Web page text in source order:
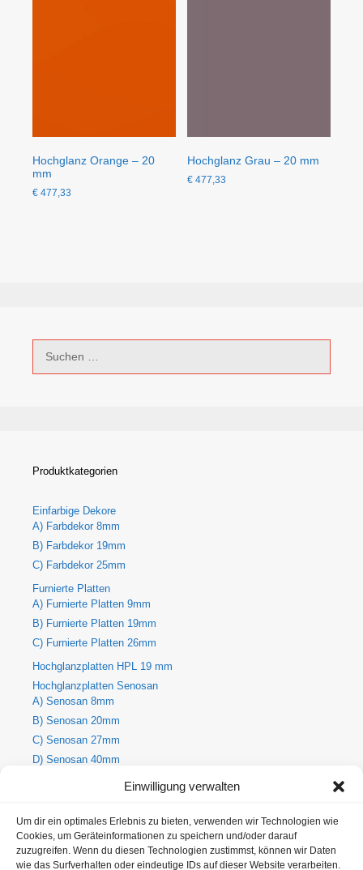
Einwilligung verwalten
Um dir ein optimales Erlebnis zu bieten, verwenden wir Technologien wie
Cookies, um Geräteinformationen zu speichern und/oder darauf
zuzugreifen. Wenn du diesen Technologien zustimmst, können wir Daten
wie das Surfverhalten oder eindeutige IDs auf dieser Website verarbeiten.
Hochglanz Orange – 20
mm
€ 477,33
Hochglanz Grau – 20 mm
€ 477,33
nach:
Produktkategorien
Einfarbige Dekore
A) Farbdekor 8mm
B) Farbdekor 19mm
C) Farbdekor 25mm
Furnierte Platten
A) Furnierte Platten 9mm
B) Furnierte Platten 19mm
C) Furnierte Platten 26mm
Hochglanzplatten HPL 19 mm
Hochglanzplatten Senosan
A) Senosan 8mm
B) Senosan 20mm
C) Senosan 27mm
D) Senosan 40mm
A) Holz-Dekorplatte 8mm
B) Holz-Dekorplatte 19mm
C) Holz-Dekorplatte 25mm